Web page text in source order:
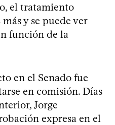
el tratamiento
y se puede ver
función de la
en el Senado fue
en comisión. Días
Jorge
expresa en el